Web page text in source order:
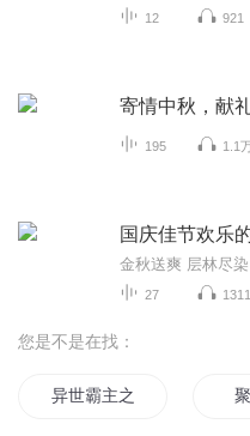
12 921
寄情中秋，献
195 1.1
国庆佳节欢乐
27 1311
您是不是在找：
异世霸主之群雄汇聚